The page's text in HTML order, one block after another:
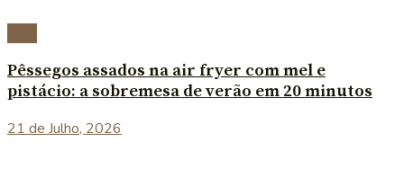
Pêssegos assados na air fryer com mel e
pistácio: a sobremesa de verão em 20 minutos
21 de Julho, 2026